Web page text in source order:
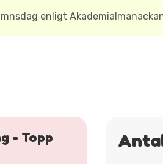
enligt
- Topp